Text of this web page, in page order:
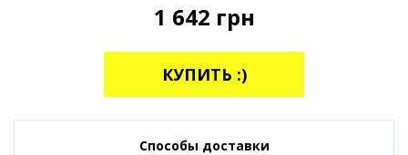
1 642 грн
КУПИТЬ :)
Способы доставки